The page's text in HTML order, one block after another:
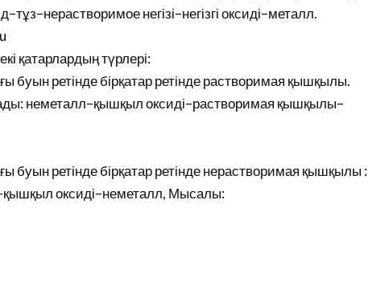
негізі–негізгі оксиді–металл.
қатарлардың түрлері:
буын ретінде бірқатар ретінде растворимая қышқылы.
неметалл–қышқыл оксиді–растворимая қышқылы–
буын ретінде бірқатар ретінде нерастворимая қышқылы :
оксиді–неметалл, Мысалы: